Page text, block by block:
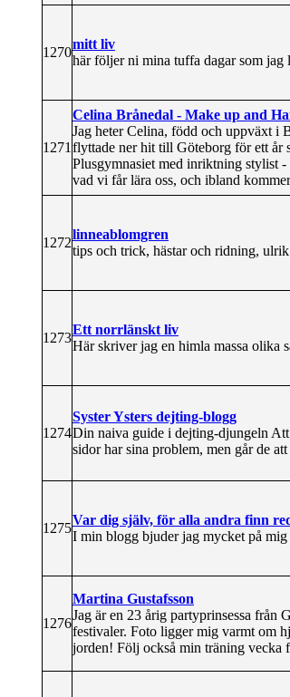
1270
mitt liv
här följer ni mina tuffa dagar som jag
1271
Celina Brånedal - Make up and
Jag heter Celina, född och uppväxt i
flyttade ner hit till Göteborg för ett år
Plusgymnasiet med inriktning stylist
vad vi får lära oss, och ibland
1272
linneablomgren
tips och trick, hästar och ridning,
1273
Ett norrlänskt liv
Här skriver jag en himla massa olika
1274
Syster Ysters dejting-blogg
Din naiva guide i dejting-djungeln
sidor har sina problem, men går de att
1275
Var dig själv, för alla andra finn
I min blogg bjuder jag mycket på
1276
Martina Gustafsson
Jag är en 23 årig partyprinsessa från
festivaler. Foto ligger mig varmt om
jorden! Följ också min träning vecka